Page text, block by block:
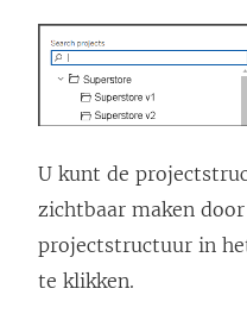
U kunt de
zichtbaar maken
projectstructuur in
te klikken.